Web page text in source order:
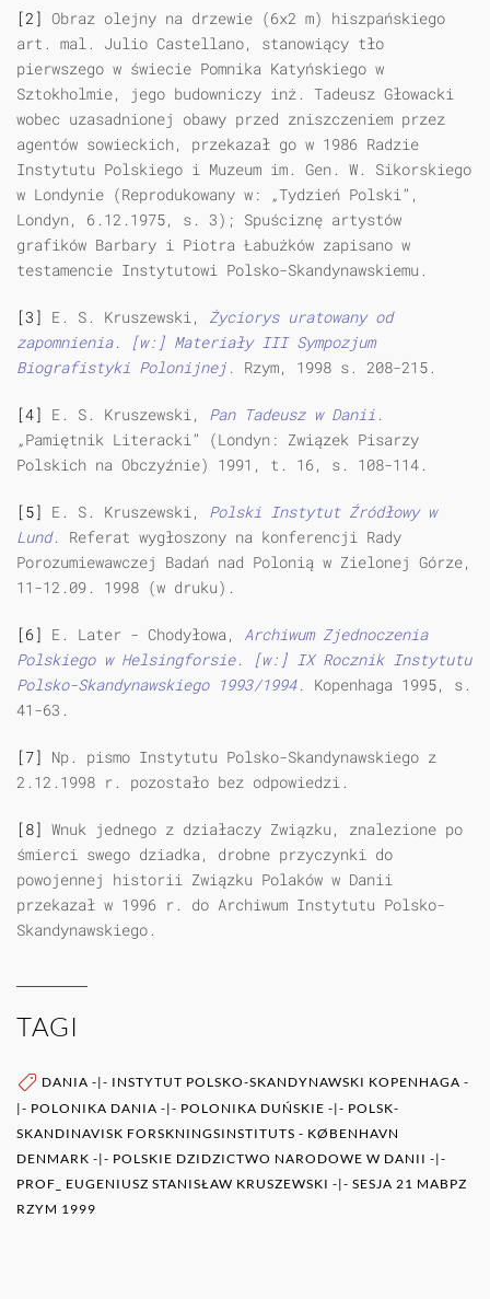
[2] Obraz olejny na drzewie (6x2 m) hiszpańskiego
art. mal. Julio Castellano, stanowiący tło
pierwszego w świecie Pomnika Katyńskiego w
Sztokholmie, jego budowniczy inż. Tadeusz Głowacki
wobec uzasadnionej obawy przed zniszczeniem przez
agentów sowieckich, przekazał go w 1986 Radzie
Instytutu Polskiego i Muzeum im. Gen. W. Sikorskiego
w Londynie (Reprodukowany w: „Tydzień Polski”,
Londyn, 6.12.1975, s. 3); Spuściznę artystów
grafików Barbary i Piotra Łabużków zapisano w
testamencie Instytutowi Polsko-Skandynawskiemu.
[3] E. S. Kruszewski, Życiorys uratowany od
zapomnienia. [w:] Materiały III Sympozjum
Biografistyki Polonijnej. Rzym, 1998 s. 208-215.
[4] E. S. Kruszewski, Pan Tadeusz w Danii.
„Pamiętnik Literacki” (Londyn: Związek Pisarzy
Polskich na Obczyźnie) 1991, t. 16, s. 108-114.
[5] E. S. Kruszewski, Polski Instytut Źródłowy w
Lund. Referat wygłoszony na konferencji Rady
Porozumiewawczej Badań nad Polonią w Zielonej Górze,
11-12.09. 1998 (w druku).
[6] E. Later - Chodyłowa, Archiwum Zjednoczenia
Polskiego w Helsingforsie. [w:] IX Rocznik Instytutu
Polsko-Skandynawskiego 1993/1994. Kopenhaga 1995, s.
41-63.
[7] Np. pismo Instytutu Polsko-Skandynawskiego z
2.12.1998 r. pozostało bez odpowiedzi.
[8] Wnuk jednego z działaczy Związku, znalezione po
śmierci swego dziadka, drobne przyczynki do
powojennej historii Związku Polaków w Danii
przekazał w 1996 r. do Archiwum Instytutu Polsko-
Skandynawskiego.
TAGI
DANIA -|- INSTYTUT POLSKO-SKANDYNAWSKI KOPENHAGA -
|- POLONIKA DANIA -|- POLONIKA DUŃSKIE -|- POLSK-
SKANDINAVISK FORSKNINGSINSTITUTS - KØBENHAVN
DENMARK -|- POLSKIE DZIDZICTWO NARODOWE W DANII -|-
PROF_ EUGENIUSZ STANISŁAW KRUSZEWSKI -|- SESJA 21 MABPZ
RZYM 1999